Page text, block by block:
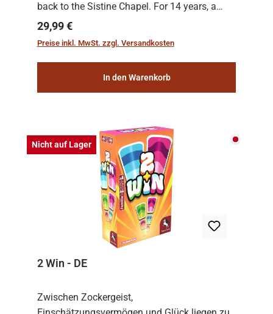
back to the Sistine Chapel. For 14 years, a
team of experts from the Vatican undertook
the meticulous job of cleaning and
Regulärer Preis:
29,99 €
Preise inkl. MwSt. zzgl. Versandkosten
In den Warenkorb
Nicht auf Lager Nicht
2 Win - DE
Zwischen Zockergeist,